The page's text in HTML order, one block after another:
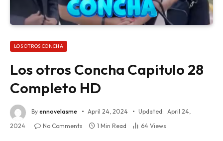
LOS OTROS CONCHA
Los otros Concha Capitulo 28
Completo HD
By ennovelasme April 24, 2024 Updated: April 24,
2024
No Comments 1 Min Read 64 Views